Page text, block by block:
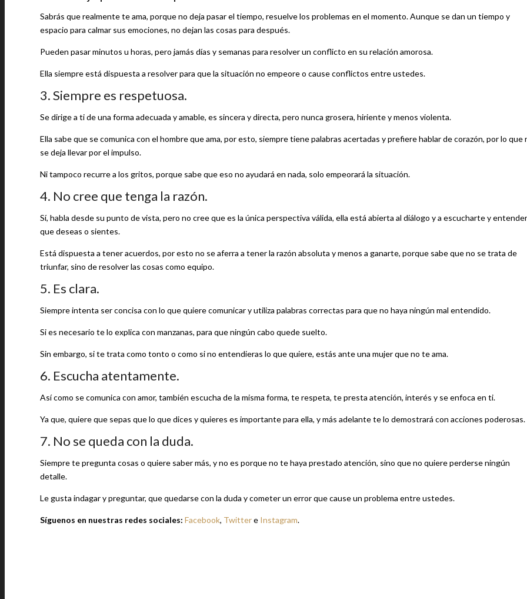
Sabrás que realmente te ama, porque no deja pasar el tiempo, resuelve los problemas en el momento. Aunque se dan un tiempo y
espacio para calmar sus emociones, no dejan las cosas para después.
Pueden pasar minutos u horas, pero jamás días y semanas para resolver un conflicto en su relación amorosa.
Ella siempre está dispuesta a resolver para que la situación no empeore o cause conflictos entre ustedes.
3. Siempre es respetuosa.
Se dirige a ti de una forma adecuada y amable, es sincera y directa, pero nunca grosera, hiriente y menos violenta.
Ella sabe que se comunica con el hombre que ama, por esto, siempre tiene palabras acertadas y prefiere hablar de corazón, por lo que
se deja llevar por el impulso.
Ni tampoco recurre a los gritos, porque sabe que eso no ayudará en nada, solo empeorará la situación.
4. No cree que tenga la razón.
Sí, habla desde su punto de vista, pero no cree que es la única perspectiva válida, ella está abierta al diálogo y a escucharte y
que deseas o sientes.
Está dispuesta a tener acuerdos, por esto no se aferra a tener la razón absoluta y menos a ganarte, porque sabe que no se trata de
triunfar, sino de resolver las cosas como equipo.
5. Es clara.
Siempre intenta ser concisa con lo que quiere comunicar y utiliza palabras correctas para que no haya ningún mal entendido.
Si es necesario te lo explica con manzanas, para que ningún cabo quede suelto.
Sin embargo, si te trata como tonto o como si no entendieras lo que quiere, estás ante una mujer que no te ama.
6. Escucha atentamente.
Así como se comunica con amor, también escucha de la misma forma, te respeta, te presta atención, interés y se enfoca en ti.
Ya que, quiere que sepas que lo que dices y quieres es importante para ella, y más adelante te lo demostrará con acciones poderosas.
7. No se queda con la duda.
Siempre te pregunta cosas o quiere saber más, y no es porque no te haya prestado atención, sino que no quiere perderse ningún
detalle.
Le gusta indagar y preguntar, que quedarse con la duda y cometer un error que cause un problema entre ustedes.
Síguenos en nuestras redes sociales: Facebook, Twittere Instagram.